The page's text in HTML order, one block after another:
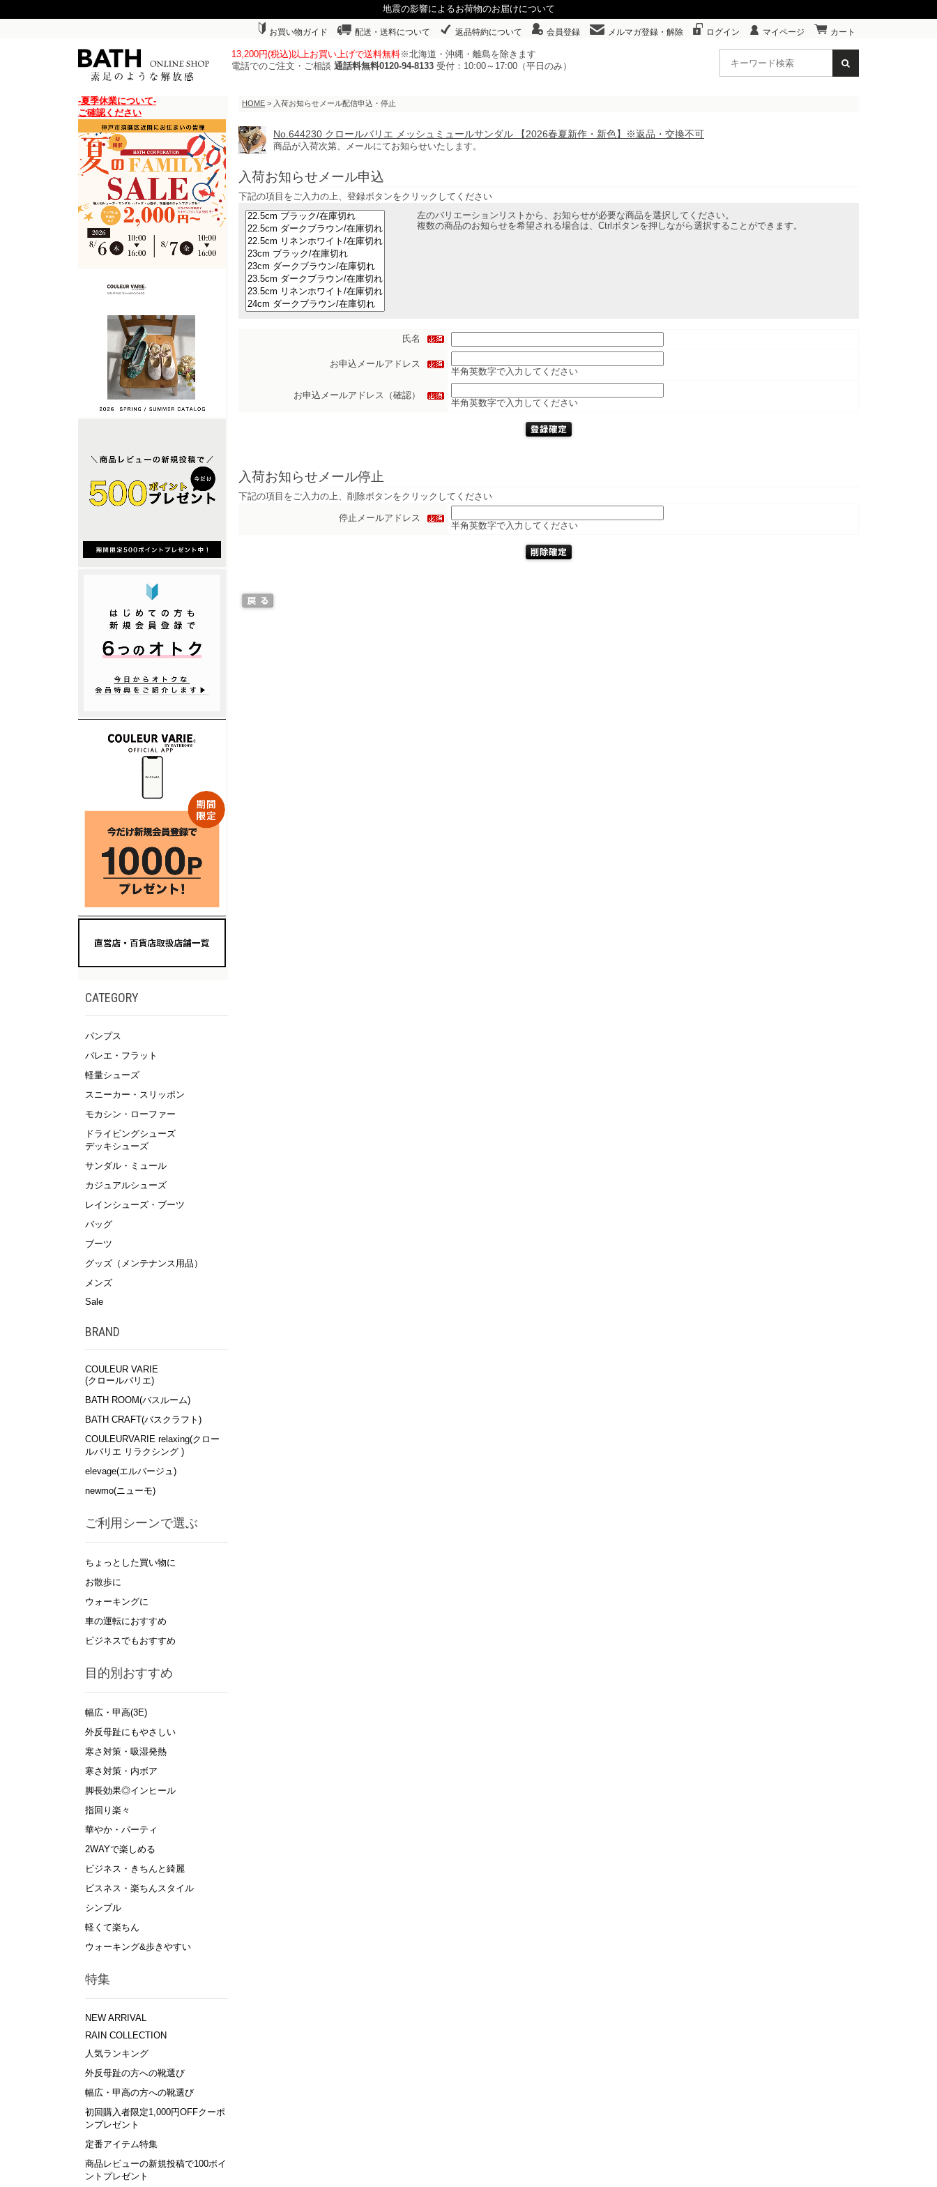
地震の影響によるお荷物のお届けについて
お買い物ガイド 配送・送料について 返品特約について 会員登録 メルマガ登録・解除 ログイン マイページ カート
13,200円(税込)以上お買い上げで送料無料※北海道・沖縄・離島を除きます
電話でのご注文・ご相談 通話料無料0120-94-8133 受付：10:00～17:00（平日のみ）
-夏季休業について-
ご確認ください
CATEGORY
パンプス
バレエ・フラット
軽量シューズ
スニーカー・スリッポン
モカシン・ローファー
ドライビングシューズ
デッキシューズ
サンダル・ミュール
カジュアルシューズ
レインシューズ・ブーツ
バッグ
ブーツ
グッズ（メンテナンス用品）
メンズ
Sale
BRAND
COULEUR VARIE
(クロールバリエ)
BATH ROOM(バスルーム)
BATH CRAFT(バスクラフト)
COULEURVARIE relaxing(クロー
ルバリエ リラクシング )
elevage(エルバージュ)
newmo(ニューモ)
ご利用シーンで選ぶ
ちょっとした買い物に
お散歩に
ウォーキングに
車の運転におすすめ
ビジネスでもおすすめ
目的別おすすめ
幅広・甲高(3E)
外反母趾にもやさしい
寒さ対策・吸湿発熱
寒さ対策・内ボア
脚長効果◎インヒール
指回り楽々
華やか・パーティ
2WAYで楽しめる
ビジネス・きちんと綺麗
ビスネス・楽ちんスタイル
シンプル
軽くて楽ちん
ウォーキング&歩きやすい
特集
NEW ARRIVAL
RAIN COLLECTION
人気ランキング
外反母趾の方への靴選び
幅広・甲高の方への靴選び
初回購入者限定1,000円OFFクーポ
ンプレゼント
定番アイテム特集
商品レビューの新規投稿で100ポイ
ントプレゼント
HOME > 入荷お知らせメール配信申込・停止
No.644230 クロールバリエ メッシュミュールサンダル 【2026春夏新作・新色】※返品・交換不可
商品が入荷次第、メールにてお知らせいたします。
入荷お知らせメール申込
下記の項目をご入力の上、登録ボタンをクリックしてください
左のバリエーションリストから、お知らせが必要な商品を選択してください。
複数の商品のお知らせを希望される場合は、Ctrlボタンを押しながら選択することができます。
氏名
お申込メールアドレス
半角英数字で入力してください
お申込メールアドレス（確認）
半角英数字で入力してください
入荷お知らせメール停止
下記の項目をご入力の上、削除ボタンをクリックしてください
停止メールアドレス
半角英数字で入力してください